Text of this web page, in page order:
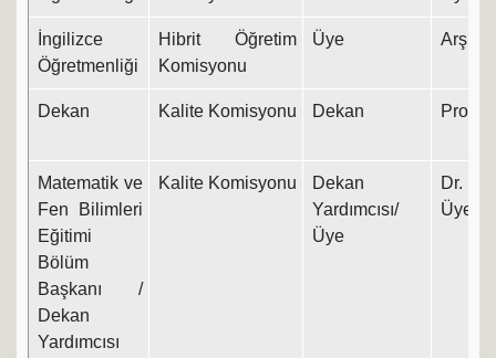
İngilizce
Öğretmenliği
Hibrit Öğretim
Komisyonu
Üye Arş.
Dekan Kalite Komisyonu Dekan Prof.
Matematik ve
Fen Bilimleri
Eğitimi
Bölüm
Başkanı /
Dekan
Yardımcısı
Kalite Komisyonu
Dekan
Yardımcısı/
Üye
Dr.
Üyesi